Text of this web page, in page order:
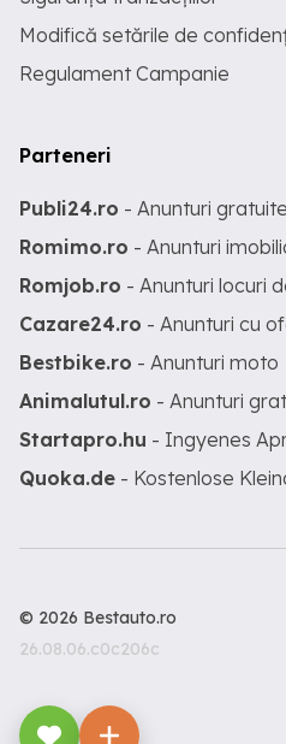
Modifică setările de
Regulament Campanie
Parteneri
Publi24.ro - Anunturi gratuite
Romimo.ro - Anunturi
Romjob.ro - Anunturi locuri
Cazare24.ro - Anunturi cu
Bestbike.ro - Anunturi moto
Animalutul.ro - Anunturi
Startapro.hu - Ingyenes
Quoka.de - Kostenlose
© 2026 Bestauto.ro
26.08.06.c0c206c